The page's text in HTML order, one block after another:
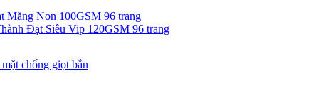
chống giọt bắn
Măng Non 100GSM 96 trang
Đạt Siêu Vip 120GSM 96 trang